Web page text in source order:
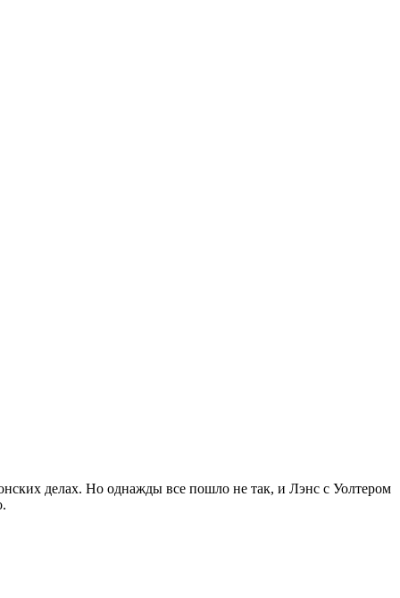
делах. Но однажды все пошло не так, и Лэнс с Уолтером